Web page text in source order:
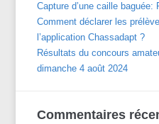
Capture d’une caille
Comment déclarer les
l’application Chassadapt ?
Résultats du concours
dimanche 4 août 2024
Commentaires